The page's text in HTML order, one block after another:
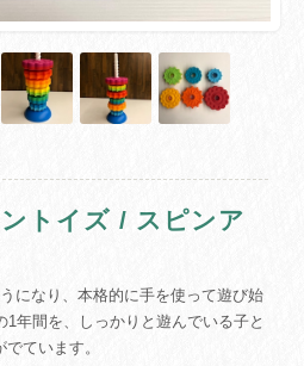
トイズ / スピンア
になり、本格的に手を使って遊び始
年間を、しっかりと遊んでいる子と
ています。